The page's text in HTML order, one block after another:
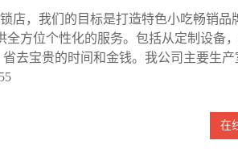
店，我们的目标是打造特色小吃畅销
全方位个性化的服务。包括从定制设
去宝贵的时间和金钱。我公司主要生产
在